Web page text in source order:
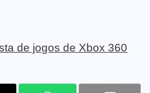
de jogos de Xbox 360